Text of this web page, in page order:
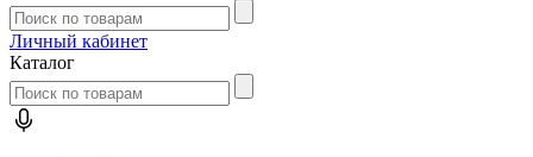
Личный кабинет
Каталог